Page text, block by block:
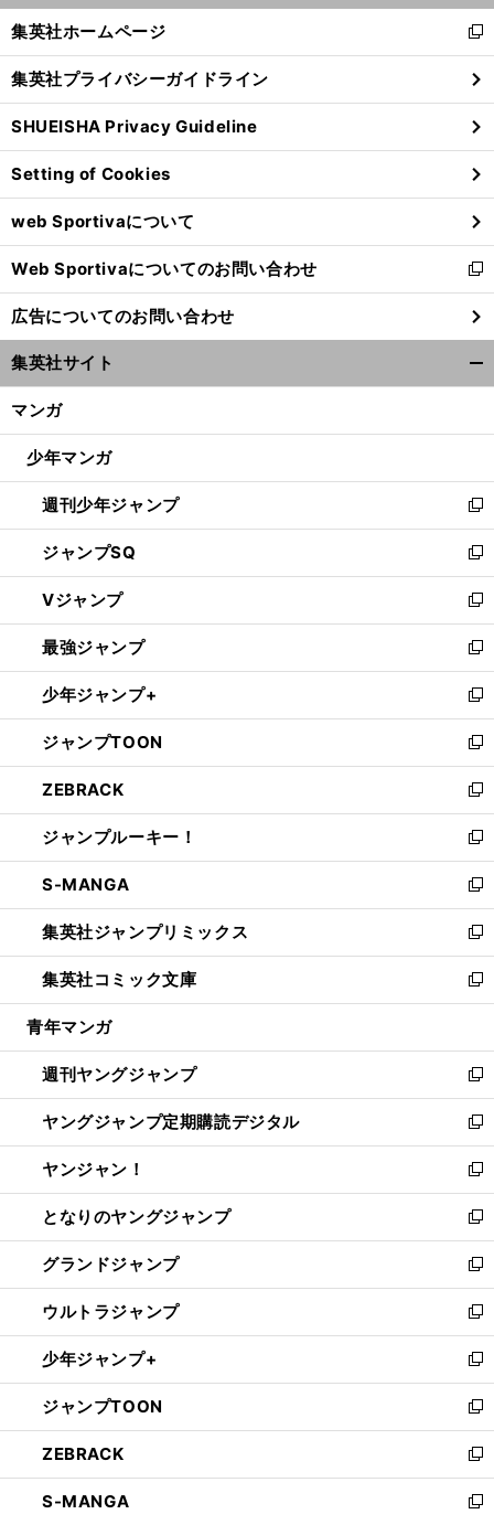
前
閉
る
集英社ホームページ
新
し
い
ウ
ィ
ン
ド
ウ
で
開
く
集英社プライバシーガイドライン
SHUEISHA Privacy Guideline
Setting of Cookies
web Sportivaについて
Web Sportivaについてのお問い合わせ
新
し
い
ウ
ィ
ン
ウ
開
く
広告についてのお問い合わせ
集英社サイト
マンガ
少年マンガ
週刊少年ジャンプ
新
し
い
ウ
ィ
ン
ド
ウ
で
開
く
ジャンプSQ
新
し
い
ウ
ィ
ン
ド
ウ
で
開
く
Vジャンプ
新
し
い
ウ
ィ
ン
ド
ウ
で
開
く
最強ジャンプ
新
し
い
ウ
ィ
ン
ド
ウ
で
開
く
少年ジャンプ+
新
し
い
ウ
ィ
ン
ド
ウ
で
開
く
ジャンプTOON
新
し
い
ウ
ィ
ン
ド
ウ
で
開
く
ZEBRACK
新
し
い
ウ
ィ
ン
ド
ウ
で
開
ジャンプルーキー！
新
し
い
ウ
ィ
ン
ド
ウ
開
く
S-MANGA
新
し
い
ウ
ィ
ン
ウ
で
開
く
集英社ジャンプリミックス
新
し
い
ウ
ン
ド
ウ
で
開
く
集英社コミック文庫
新
し
ウ
ィ
ン
ド
ウ
で
開
く
青年マンガ
週刊ヤングジャンプ
新
し
い
ウ
ィ
ン
ド
ウ
で
開
く
ヤングジャンプ定期購読デジタル
新
し
い
ウ
ィ
ン
ド
ウ
で
開
く
ヤンジャン！
新
し
い
ウ
ィ
ン
ド
ウ
で
開
く
となりのヤングジャンプ
新
し
い
ウ
ィ
ン
ド
ウ
で
開
く
グランドジャンプ
新
し
い
ウ
ィ
ン
ド
ウ
で
開
く
ウルトラジャンプ
新
し
い
ウ
ィ
ン
ド
ウ
で
少年ジャンプ+
新
し
い
ウ
ィ
ン
ド
ジャンプTOON
新
し
い
ウ
ィ
ZEBRACK
新
し
い
S-MANGA
新